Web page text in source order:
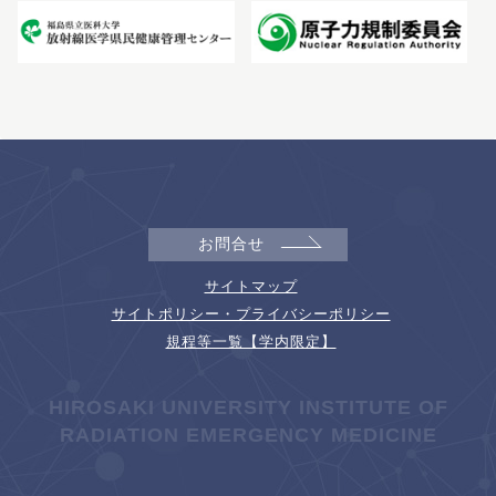
お問合せ
サイトマップ
サイトポリシー・プライバシーポリシー
規程等一覧【学内限定】
HIROSAKI UNIVERSITY INSTITUTE OF
RADIATION EMERGENCY MEDICINE